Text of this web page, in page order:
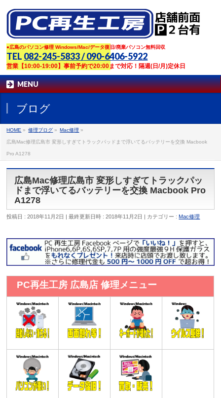
●広島のパソコン修理 Windows/Mac/データ復旧/廃棄パソコン無料回収
TEL 082-245-5833 / 090-6406-5922
営業【10:00-19:00】事前予約で20:00まで対応！隔週(日/月)定休日
MENU
ブログ
HOME » 修理ブログ » Mac修理 »
広島Mac修理広島市 変形しすぎてトラックパッドまで浮いてるバッテリーを交換 Macbook
Pro A1278
広島Mac修理広島市 変形しすぎてトラックパッ
ドまで浮いてるバッテリーを交換 Macbook Pro
A1278
投稿日 : 2018年11月2日 最終更新日時 : 2018年11月2日 カテゴリー :Mac修理
PC再生工房 広島店 修理メニュー